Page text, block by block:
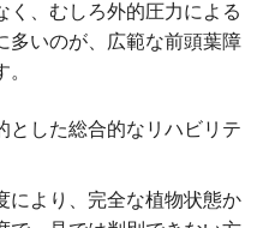
く、むしろ外的圧力による
多いのが、広範な前頭葉障
。
とした総合的なリハビリテ
により、完全な植物状態か